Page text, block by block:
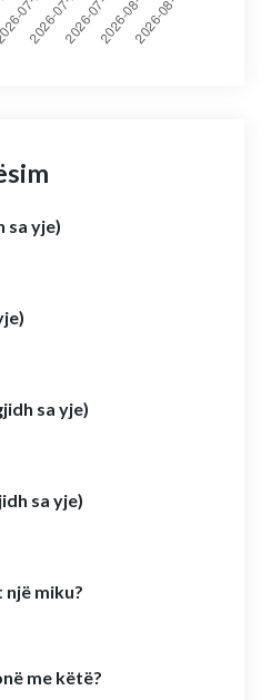
sa yje)
sa yje)
sa yje)
miku?
me këtë?